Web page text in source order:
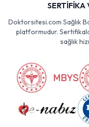
SERTİFİKA
Doktorsitesi.com Sağlık
platformudur.
sağlık